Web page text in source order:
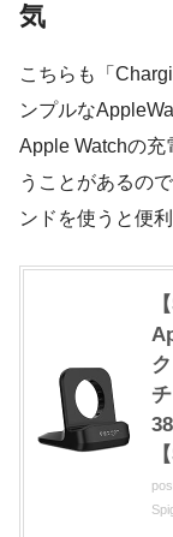
気
こちらも「
ンプルな
Apple Watchの充
うことがあるの
ンドを使うと便利